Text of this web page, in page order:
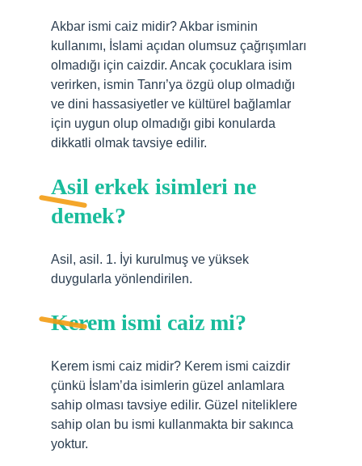
Akbar ismi caiz midir? Akbar isminin
kullanımı, İslami açıdan olumsuz çağrışımları
olmadığı için caizdir. Ancak çocuklara isim
verirken, ismin Tanrı’ya özgü olup olmadığı
ve dini hassasiyetler ve kültürel bağlamlar
için uygun olup olmadığı gibi konularda
dikkatli olmak tavsiye edilir.
Asil erkek isimleri ne
demek?
Asil, asil. 1. İyi kurulmuş ve yüksek
duygularla yönlendirilen.
Kerem ismi caiz mi?
Kerem ismi caiz midir? Kerem ismi caizdir
çünkü İslam’da isimlerin güzel anlamlara
sahip olması tavsiye edilir. Güzel niteliklere
sahip olan bu ismi kullanmakta bir sakınca
yoktur.